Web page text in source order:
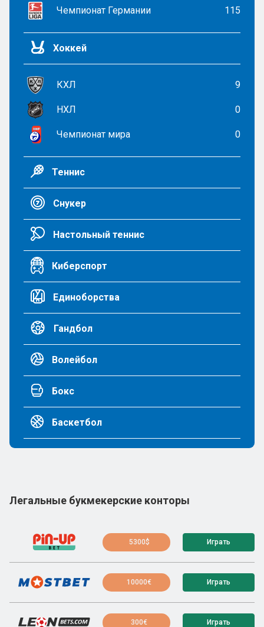
Чемпионат Германии 115
Хоккей
КХЛ 9
НХЛ 0
Чемпионат мира 0
Теннис
Снукер
Настольный теннис
Киберспорт
Единоборства
Гандбол
Волейбол
Бокс
Баскетбол
Легальные букмекерские конторы
5300$ Играть
10000€ Играть
300€ Играть